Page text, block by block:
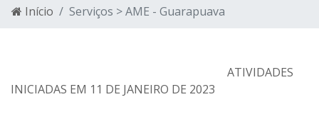
Início Serviços > AME - Guarapuava
ATIVIDADES
INICIADAS EM 11 DE JANEIRO DE 2023